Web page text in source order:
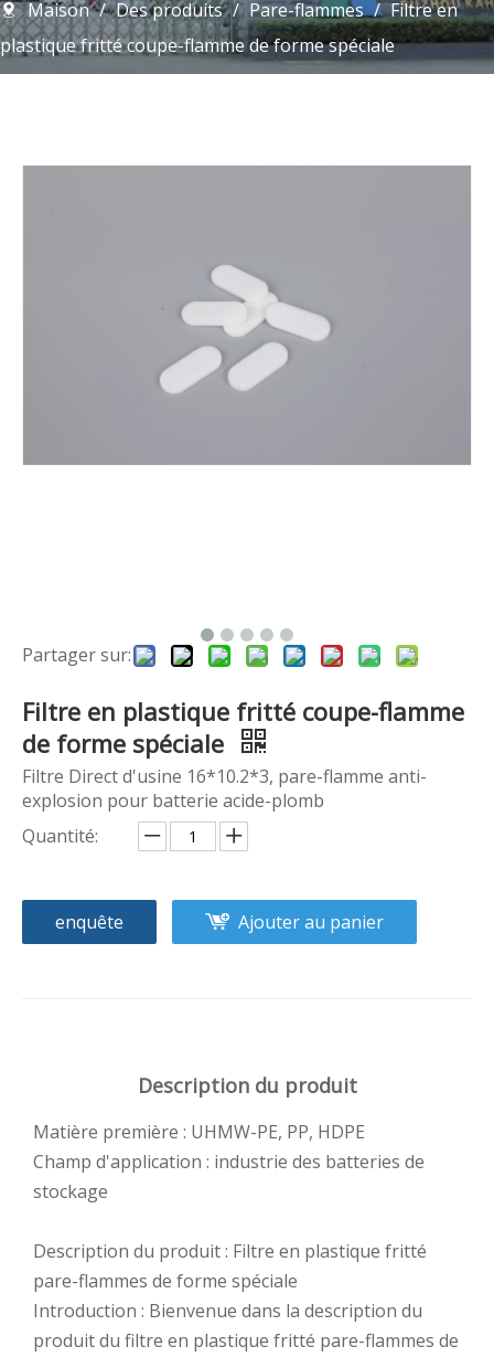
Maison / Des produits / Pare-flammes / Filtre en
plastique fritté coupe-flamme de forme spéciale
Partager sur:
Filtre en plastique fritté coupe-flamme
de forme spéciale
Filtre Direct d'usine 16*10.2*3, pare-flamme anti-
explosion pour batterie acide-plomb
Quantité:
enquête Ajouter au panier
Description du produit
Matière première : UHMW-PE, PP, HDPE
Champ d'application : industrie des batteries de
stockage
Description du produit : Filtre en plastique fritté
pare-flammes de forme spéciale
Introduction : Bienvenue dans la description du
produit du filtre en plastique fritté pare-flammes de